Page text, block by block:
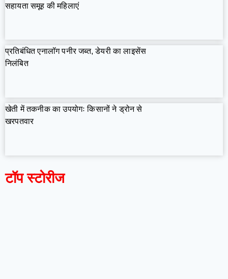
सहायता समूह की महिलाएं
प्रतिबंधित एनालॉग पनीर जब्त, डेयरी का लाइसेंस
निलंबित
खेती में तकनीक का उपयोगः किसानों ने ड्रोन से
खरपतवार
टॉप स्टोरीज